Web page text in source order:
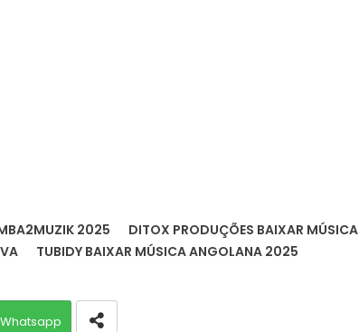
2025
DITOX PRODUÇÕES BAIXAR MÚSICA
TUBIDY BAIXAR MÚSICA ANGOLANA 2025
Whatsapp